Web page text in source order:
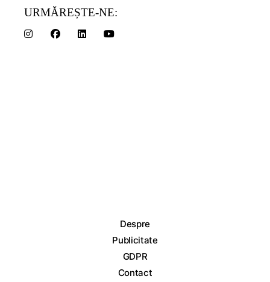
URMĂREȘTE-NE:
Despre
Publicitate
GDPR
Contact